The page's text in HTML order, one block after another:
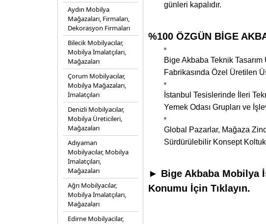
Aydın Mobilya
Mağazaları, Firmaları,
Dekorasyon Firmaları
Bilecik Mobilyacılar,
Mobilya İmalatçıları,
Mağazaları
Çorum Mobilyacılar,
Mobilya Mağazaları,
İmalatçıları
Denizli Mobilyacılar,
Mobilya Üreticileri,
Mağazaları
Adıyaman
Mobilyacılar, Mobilya
İmalatçıları,
Mağazaları
Ağrı Mobilyacılar,
Mobilya İmalatçıları,
Mağazaları
Edirne Mobilyacilar,
günleri kapalıdır.
%100 ÖZGÜN BİGE
Bige Akbaba Teknik
Fabrikasında Özel Üretilen
İstanbul Tesislerinde İleri
Yemek Odası Grupları ve
Global Pazarlar, Mağaza
Sürdürülebilir Konsept
► Bige Akbaba Mobilya
Konumu İçin Tıklayın.